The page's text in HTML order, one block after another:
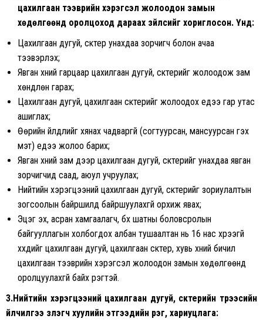
цахилгаан тээврийн хэрэгсэл жолоодон замын
хөдөлгөөнд оролцоход дараах зүйлсийг хориглосон. Үүнд:
Цахилгаан дугуй, скүүтер унахдаа зорчигч болон ачаа
тээвэрлэх;
Явган хүний гарцаар цахилгаан дугуй, скүүтерийг жолоодож зам
хөндлөн гарах;
Цахилгаан дугуй, цахилгаан скүүтерийг жолоодох үедээ гар утас
ашиглах;
Өөрийн үйлдлийг хянах чадваргүй (согтуурсан, мансуурсан гэх
мэт) үедээ жолоо барих;
Явган хүний зам дээр цахилгаан дугуй, скүүтерийг унахдаа явган
зорчигчид саад, аюул учруулах;
Нийтийн хэрэгцээний цахилгаан дугуй, скүүтерийг зориулалтын
зогсоолын байршилд байршуулахгүй орхиж явах;
Эцэг эх, асран хамгаалагч, бүх шатны боловсролын
байгууллагын холбогдох албан тушаалтан нь 16 нас хүрээгүй
хүүхдийг цахилгаан дугуй, цахилгаан скүүтер, хувь хүний бичил
цахилгаан тээврийн хэрэгсэл жолоодон замын хөдөлгөөнд
оролцуулахгүй байх үүрэгтэй.
3.Нийтийн хэрэгцээний цахилгаан дугуй, скүүтерийн түрээсийн
үйлчилгээ үзүүлэгч хуулийн этгээдийн үүрэг, хариуцлага: